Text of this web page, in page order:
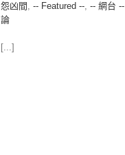
怨凶間 , -- Featured --, -- 網台 --
論
[...]